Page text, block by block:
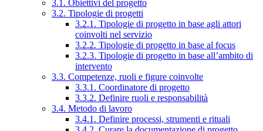
3.1. Obiettivi del progetto
3.2. Tipologie di progetti
3.2.1. Tipologie di progetto in base agli attori
coinvolti nel servizio
3.2.2. Tipologie di progetto in base al focus
3.2.3. Tipologie di progetto in base all’ambito di
intervento
3.3. Competenze, ruoli e figure coinvolte
3.3.1. Coordinatore di progetto
3.3.2. Definire ruoli e responsabilità
3.4. Metodo di lavoro
3.4.1. Definire processi, strumenti e rituali